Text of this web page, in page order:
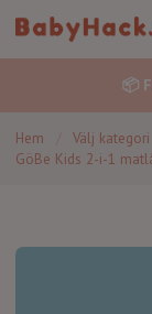
📦
Hem Välj kategori
GöBe Kids 2-i-1